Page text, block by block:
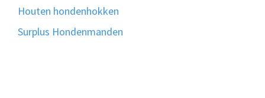
Houten hondenhokken
Surplus Hondenmanden